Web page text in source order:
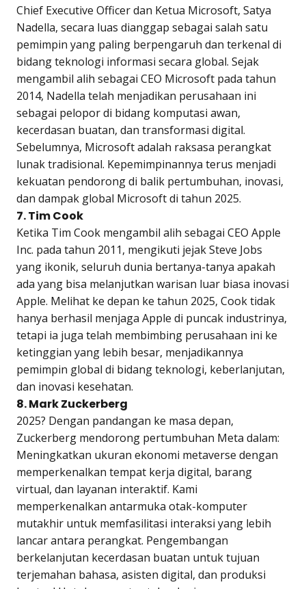
Chief Executive Officer dan Ketua Microsoft, Satya
Nadella, secara luas dianggap sebagai salah satu
pemimpin yang paling berpengaruh dan terkenal di
bidang teknologi informasi secara global. Sejak
mengambil alih sebagai CEO Microsoft pada tahun
2014, Nadella telah menjadikan perusahaan ini
sebagai pelopor di bidang komputasi awan,
kecerdasan buatan, dan transformasi digital.
Sebelumnya, Microsoft adalah raksasa perangkat
lunak tradisional. Kepemimpinannya terus menjadi
kekuatan pendorong di balik pertumbuhan, inovasi,
dan dampak global Microsoft di tahun 2025.
7. Tim Cook
Ketika Tim Cook mengambil alih sebagai CEO Apple
Inc. pada tahun 2011, mengikuti jejak Steve Jobs
yang ikonik, seluruh dunia bertanya-tanya apakah
ada yang bisa melanjutkan warisan luar biasa inovasi
Apple. Melihat ke depan ke tahun 2025, Cook tidak
hanya berhasil menjaga Apple di puncak industrinya,
tetapi ia juga telah membimbing perusahaan ini ke
ketinggian yang lebih besar, menjadikannya
pemimpin global di bidang teknologi, keberlanjutan,
dan inovasi kesehatan.
8. Mark Zuckerberg
2025? Dengan pandangan ke masa depan,
Zuckerberg mendorong pertumbuhan Meta dalam:
Meningkatkan ukuran ekonomi metaverse dengan
memperkenalkan tempat kerja digital, barang
virtual, dan layanan interaktif. Kami
memperkenalkan antarmuka otak-komputer
mutakhir untuk memfasilitasi interaksi yang lebih
lancar antara perangkat. Pengembangan
berkelanjutan kecerdasan buatan untuk tujuan
terjemahan bahasa, asisten digital, dan produksi